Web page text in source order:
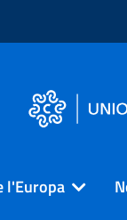
l'Europa